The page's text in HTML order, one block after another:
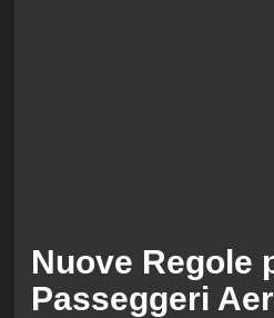
Nuove Regole
Passeggeri